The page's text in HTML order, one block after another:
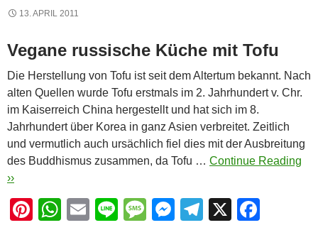
13. APRIL 2011
Vegane russische Küche mit Tofu
Die Herstellung von Tofu ist seit dem Altertum bekannt. Nach
alten Quellen wurde Tofu erstmals im 2. Jahrhundert v. Chr.
im Kaiserreich China hergestellt und hat sich im 8.
Jahrhundert über Korea in ganz Asien verbreitet. Zeitlich
und vermutlich auch ursächlich fiel dies mit der Ausbreitung
des Buddhismus zusammen, da Tofu … Continue Reading
››
Pi
W
E
Li
M M
T
X